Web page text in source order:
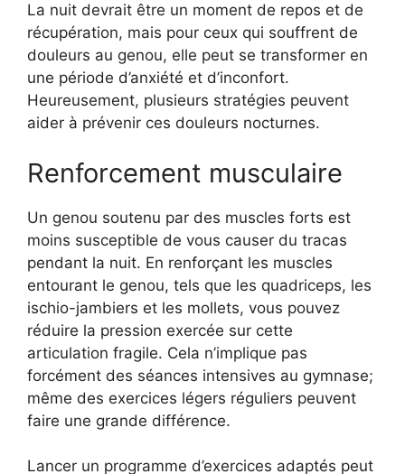
La nuit devrait être un moment de repos et de
récupération, mais pour ceux qui souffrent de
douleurs au genou, elle peut se transformer en
une période d’anxiété et d’inconfort.
Heureusement, plusieurs stratégies peuvent
aider à prévenir ces douleurs nocturnes.
Renforcement musculaire
Un genou soutenu par des muscles forts est
moins susceptible de vous causer du tracas
pendant la nuit. En renforçant les muscles
entourant le genou, tels que les quadriceps, les
ischio-jambiers et les mollets, vous pouvez
réduire la pression exercée sur cette
articulation fragile. Cela n’implique pas
forcément des séances intensives au gymnase;
même des exercices légers réguliers peuvent
faire une grande différence.
Lancer un programme d’exercices adaptés peut